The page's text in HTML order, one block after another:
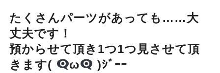
たくさんパーツがあっても……大
丈夫です！
預からせて頂き1つ1つ見させて頂
きます( ω )ｼﾞｰｰ